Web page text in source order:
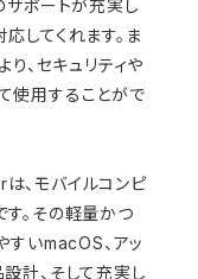
サポートが充実し
してくれます。ま
、セキュリティや
使用することがで
、モバイルコンピ
。その軽量かつ
すいmacOS、アッ
計、そして充実し